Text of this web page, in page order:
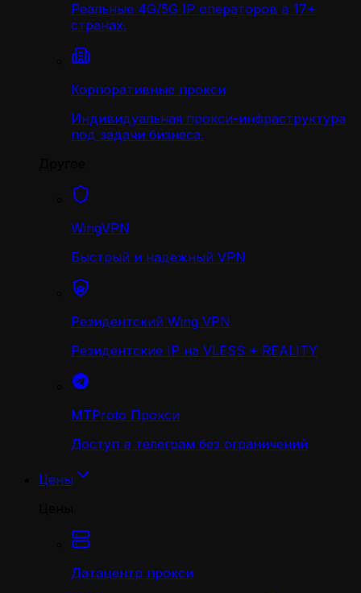
Реальные 4G/5G IP операторов в 17+
странах.
Корпоративные прокси
Индивидуальная прокси-инфраструктура
под задачи бизнеса.
WingVPN
Быстрый и надежный VPN
Резидентский Wing VPN
Резидентские IP на VLESS + REALITY
MTProto Прокси
Доступ в телеграм без ограничений
Цены
Датацентр прокси